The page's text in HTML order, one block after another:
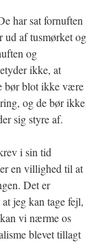
har sat fornuften
ud af tusmørket og
og
ikke, at
bør blot ikke være
og de bør ikke
sig styre af.
i sin tid
en villighed til at
Det er
jeg kan tage fejl,
vi nærme os
blevet tillagt